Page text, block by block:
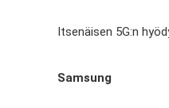
Itsenäisen 5G:n
Samsung